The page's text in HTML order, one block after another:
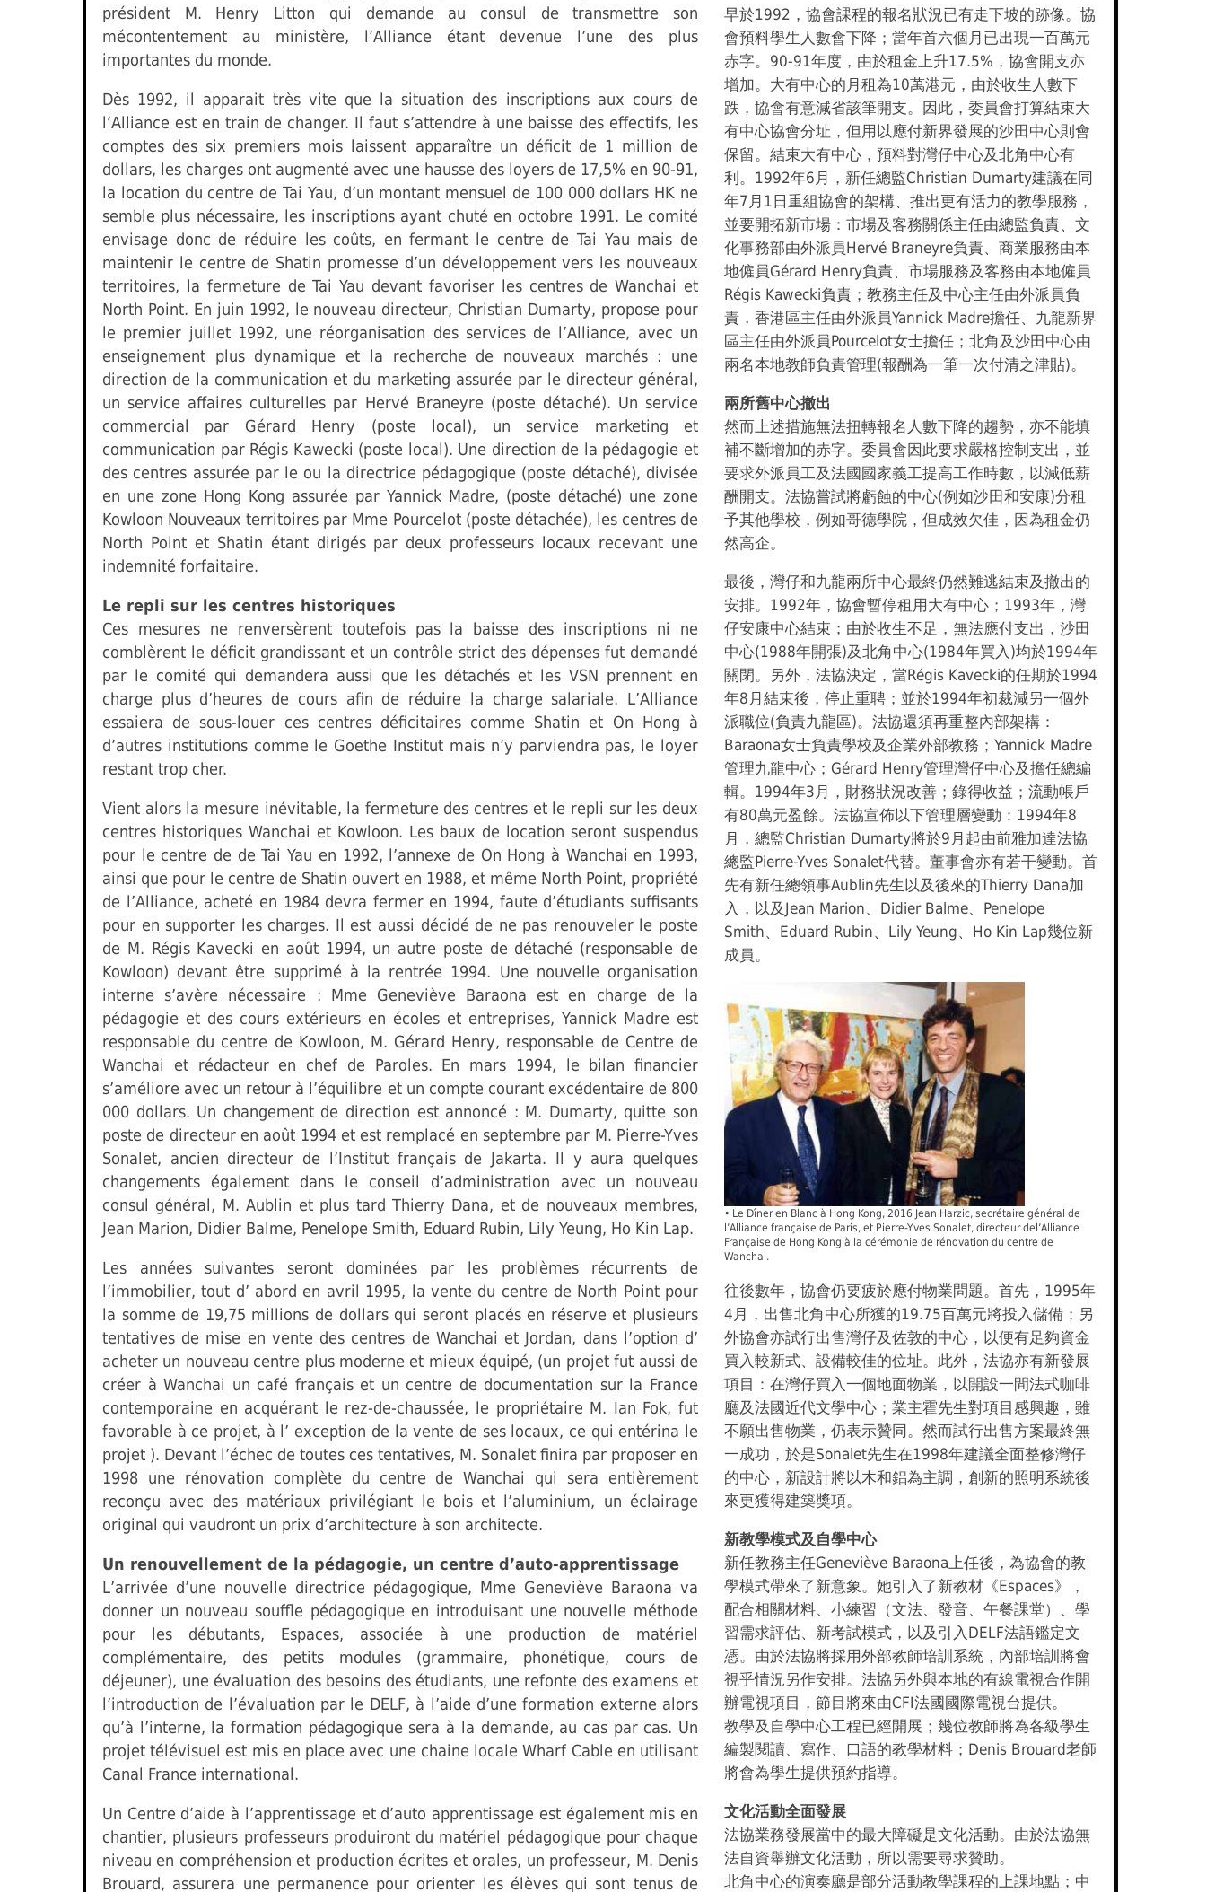
président M. Henry Litton qui demande au consul de transmettre son
mécontentement au ministère, l’Alliance étant devenue l’une des plus
importantes du monde.
Dès 1992, il apparait très vite que la situation des inscriptions aux cours de
l‘Alliance est en train de changer. Il faut s’attendre à une baisse des effectifs, les
comptes des six premiers mois laissent apparaître un déficit de 1 million de
dollars, les charges ont augmenté avec une hausse des loyers de 17,5% en 90-91,
la location du centre de Tai Yau, d’un montant mensuel de 100 000 dollars HK ne
semble plus nécessaire, les inscriptions ayant chuté en octobre 1991. Le comité
envisage donc de réduire les coûts, en fermant le centre de Tai Yau mais de
maintenir le centre de Shatin promesse d’un développement vers les nouveaux
territoires, la fermeture de Tai Yau devant favoriser les centres de Wanchai et
North Point. En juin 1992, le nouveau directeur, Christian Dumarty, propose pour
le premier juillet 1992, une réorganisation des services de l’Alliance, avec un
enseignement plus dynamique et la recherche de nouveaux marchés : une
direction de la communication et du marketing assurée par le directeur général,
un service affaires culturelles par Hervé Braneyre (poste détaché). Un service
commercial par Gérard Henry (poste local), un service marketing et
communication par Régis Kawecki (poste local). Une direction de la pédagogie et
des centres assurée par le ou la directrice pédagogique (poste détaché), divisée
en une zone Hong Kong assurée par Yannick Madre, (poste détaché) une zone
Kowloon Nouveaux territoires par Mme Pourcelot (poste détachée), les centres de
North Point et Shatin étant dirigés par deux professeurs locaux recevant une
indemnité forfaitaire.
Le repli sur les centres historiques
Ces mesures ne renversèrent toutefois pas la baisse des inscriptions ni ne
comblèrent le déficit grandissant et un contrôle strict des dépenses fut demandé
par le comité qui demandera aussi que les détachés et les VSN prennent en
charge plus d’heures de cours afin de réduire la charge salariale. L’Alliance
essaiera de sous-louer ces centres déficitaires comme Shatin et On Hong à
d’autres institutions comme le Goethe Institut mais n’y parviendra pas, le loyer
restant trop cher.
Vient alors la mesure inévitable, la fermeture des centres et le repli sur les deux
centres historiques Wanchai et Kowloon. Les baux de location seront suspendus
pour le centre de de Tai Yau en 1992, l’annexe de On Hong à Wanchai en 1993,
ainsi que pour le centre de Shatin ouvert en 1988, et même North Point, propriété
de l’Alliance, acheté en 1984 devra fermer en 1994, faute d’étudiants suffisants
pour en supporter les charges. Il est aussi décidé de ne pas renouveler le poste
de M. Régis Kavecki en août 1994, un autre poste de détaché (responsable de
Kowloon) devant être supprimé à la rentrée 1994. Une nouvelle organisation
interne s’avère nécessaire : Mme Geneviève Baraona est en charge de la
pédagogie et des cours extérieurs en écoles et entreprises, Yannick Madre est
responsable du centre de Kowloon, M. Gérard Henry, responsable de Centre de
Wanchai et rédacteur en chef de Paroles. En mars 1994, le bilan financier
s’améliore avec un retour à l’équilibre et un compte courant excédentaire de 800
000 dollars. Un changement de direction est annoncé : M. Dumarty, quitte son
poste de directeur en août 1994 et est remplacé en septembre par M. Pierre-Yves
Sonalet, ancien directeur de l’Institut français de Jakarta. Il y aura quelques
changements également dans le conseil d’administration avec un nouveau
consul général, M. Aublin et plus tard Thierry Dana, et de nouveaux membres,
Jean Marion, Didier Balme, Penelope Smith, Eduard Rubin, Lily Yeung, Ho Kin Lap.
Les années suivantes seront dominées par les problèmes récurrents de
l’immobilier, tout d’ abord en avril 1995, la vente du centre de North Point pour
la somme de 19,75 millions de dollars qui seront placés en réserve et plusieurs
tentatives de mise en vente des centres de Wanchai et Jordan, dans l’option d’
acheter un nouveau centre plus moderne et mieux équipé, (un projet fut aussi de
créer à Wanchai un café français et un centre de documentation sur la France
contemporaine en acquérant le rez-de-chaussée, le propriétaire M. Ian Fok, fut
favorable à ce projet, à l’ exception de la vente de ses locaux, ce qui entérina le
projet ). Devant l’échec de toutes ces tentatives, M. Sonalet finira par proposer en
1998 une rénovation complète du centre de Wanchai qui sera entièrement
reconçu avec des matériaux privilégiant le bois et l’aluminium, un éclairage
original qui vaudront un prix d’architecture à son architecte.
Un renouvellement de la pédagogie, un centre d’auto-apprentissage
L’arrivée d’une nouvelle directrice pédagogique, Mme Geneviève Baraona va
donner un nouveau souffle pédagogique en introduisant une nouvelle méthode
pour les débutants, Espaces, associée à une production de matériel
complémentaire, des petits modules (grammaire, phonétique, cours de
déjeuner), une évaluation des besoins des étudiants, une refonte des examens et
l’introduction de l’évaluation par le DELF, à l’aide d’une formation externe alors
qu’à l’interne, la formation pédagogique sera à la demande, au cas par cas. Un
projet télévisuel est mis en place avec une chaine locale Wharf Cable en utilisant
Canal France international.
Un Centre d’aide à l’apprentissage et d’auto apprentissage est également mis en
chantier, plusieurs professeurs produiront du matériel pédagogique pour chaque
niveau en compréhension et production écrites et orales, un professeur, M. Denis
Brouard, assurera une permanence pour orienter les élèves qui sont tenus de
早於1992，協會課程的報名狀況已有走下坡的跡像。協
會預料學生人數會下降；當年首六個月已出現一百萬元
赤字。90-91年度，由於租金上升17.5%，協會開支亦
增加。大有中心的月租為10萬港元，由於收生人數下
跌，協會有意減省該筆開支。因此，委員會打算結束大
有中心協會分址，但用以應付新界發展的沙田中心則會
保留。結束大有中心，預料對灣仔中心及北角中心有
利。1992年6月，新任總監Christian Dumarty建議在同
年7月1日重組協會的架構、推出更有活力的教學服務，
並要開拓新市場：市場及客務關係主任由總監負責、文
化事務部由外派員Hervé Braneyre負責、商業服務由本
地僱員Gérard Henry負責、市場服務及客務由本地僱員
Régis Kawecki負責；教務主任及中心主任由外派員負
責，香港區主任由外派員Yannick Madre擔任、九龍新界
區主任由外派員Pourcelot女士擔任；北角及沙田中心由
兩名本地教師負責管理(報酬為一筆一次付清之津貼)。
兩所舊中心撤出
然而上述措施無法扭轉報名人數下降的趨勢，亦不能填
補不斷增加的赤字。委員會因此要求嚴格控制支出，並
要求外派員工及法國國家義工提高工作時數，以減低薪
酬開支。法協嘗試將虧蝕的中心(例如沙田和安康)分租
予其他學校，例如哥德學院，但成效欠佳，因為租金仍
然高企。
最後，灣仔和九龍兩所中心最終仍然難逃結束及撤出的
安排。1992年，協會暫停租用大有中心；1993年，灣
仔安康中心結束；由於收生不足，無法應付支出，沙田
中心(1988年開張)及北角中心(1984年買入)均於1994年
關閉。另外，法協決定，當Régis Kavecki的任期於1994
年8月結束後，停止重聘；並於1994年初裁減另一個外
派職位(負責九龍區)。法協還須再重整內部架構：
Baraona女士負責學校及企業外部教務；Yannick Madre
管理九龍中心；Gérard Henry管理灣仔中心及擔任總編
輯。1994年3月，財務狀況改善；錄得收益；流動帳戶
有80萬元盈餘。法協宣佈以下管理層變動：1994年8
月，總監Christian Dumarty將於9月起由前雅加達法協
總監Pierre-Yves Sonalet代替。董事會亦有若干變動。首
先有新任總領事Aublin先生以及後來的Thierry Dana加
入，以及Jean Marion、Didier Balme、Penelope
Smith、Eduard Rubin、Lily Yeung、Ho Kin Lap幾位新
成員。
• Le Dîner en Blanc à Hong Kong, 2016 Jean Harzic, secrétaire général de
l’Alliance française de Paris, et Pierre-Yves Sonalet, directeur del’Alliance
Française de Hong Kong à la cérémonie de rénovation du centre de
Wanchai.
往後數年，協會仍要疲於應付物業問題。首先，1995年
4月，出售北角中心所獲的19.75百萬元將投入儲備；另
外協會亦試行出售灣仔及佐敦的中心，以便有足夠資金
買入較新式、設備較佳的位址。此外，法協亦有新發展
項目：在灣仔買入一個地面物業，以開設一間法式咖啡
廳及法國近代文學中心；業主霍先生對項目感興趣，雖
不願出售物業，仍表示贊同。然而試行出售方案最終無
一成功，於是Sonalet先生在1998年建議全面整修灣仔
的中心，新設計將以木和鋁為主調，創新的照明系統後
來更獲得建築獎項。
新教學模式及自學中心
新任教務主任Geneviève Baraona上任後，為協會的教
學模式帶來了新意象。她引入了新教材《Espaces》，
配合相關材料、小練習（文法、發音、午餐課堂）、學
習需求評估、新考試模式，以及引入DELF法語鑑定文
憑。由於法協將採用外部教師培訓系統，內部培訓將會
視乎情況另作安排。法協另外與本地的有線電視合作開
辦電視項目，節目將來由CFI法國國際電視台提供。
教學及自學中心工程已經開展；幾位教師將為各級學生
編製閱讀、寫作、口語的教學材料；Denis Brouard老師
將會為學生提供預約指導。
文化活動全面發展
法協業務發展當中的最大障礙是文化活動。由於法協無
法自資舉辦文化活動，所以需要尋求贊助。
北角中心的演奏廳是部分活動教學課程的上課地點；中